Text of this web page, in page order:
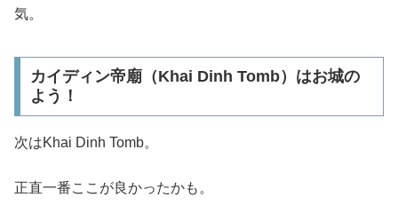
気。
カイディン帝廟（Khai Dinh Tomb）はお城の
よう！
次はKhai Dinh Tomb。
正直一番ここが良かったかも。